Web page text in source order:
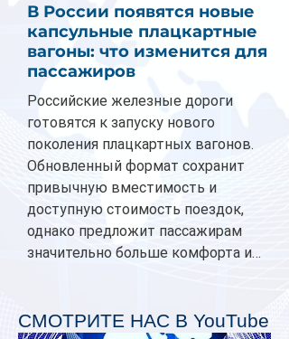
В России появятся новые
капсульные плацкартные
вагоны: что изменится для
пассажиров
Российские железные дороги
готовятся к запуску нового
поколения плацкартных вагонов.
Обновленный формат сохранит
привычную вместимость и
доступную стоимость поездок,
однако предложит пассажирам
значительно больше комфорта и
планируется начать в 2027 году.
СМОТРИТЕ НАС В YouTube